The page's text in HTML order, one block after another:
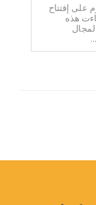
على إفتتاح
هذه